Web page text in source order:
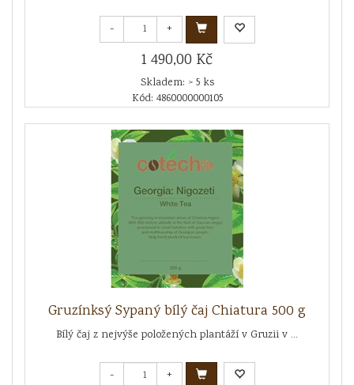
- +
1 490,00 Kč
Skladem: > 5 ks
Kód: 4860000000105
Gruzínksý Sypaný bílý čaj Chiatura 500 g
Bílý čaj z nejvýše položených plantáží v Gruzii v ...
- +